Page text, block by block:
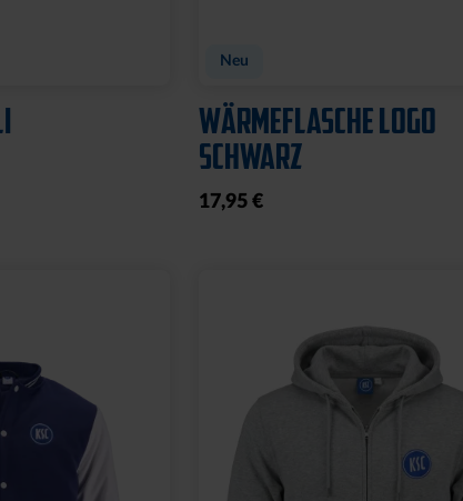
Neu
WÄRMEFLASCHE LOGO
SCHWARZ
17,95 €